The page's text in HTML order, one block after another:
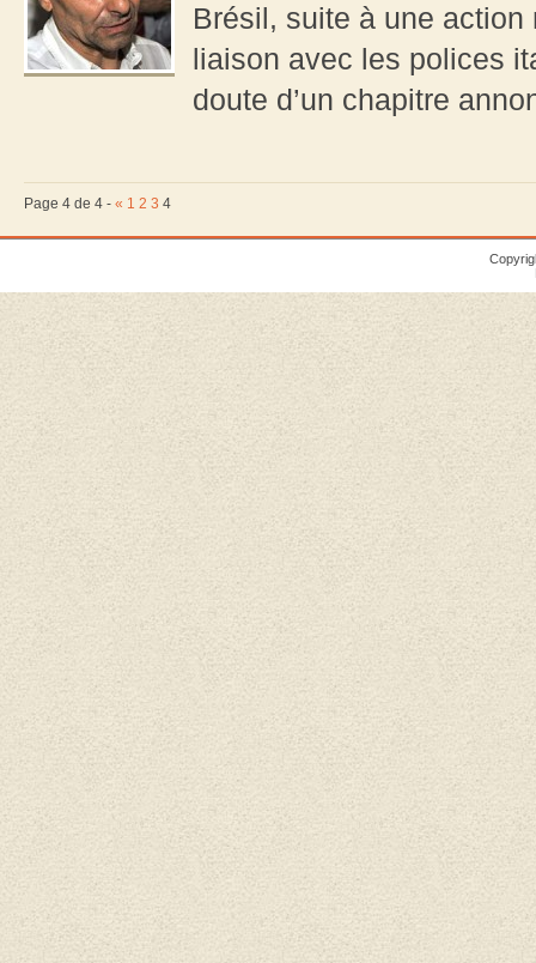
Brésil, suite à une
liaison avec les polices
doute d’un chapitre
Page 4 de 4 - « 1 2 3 4